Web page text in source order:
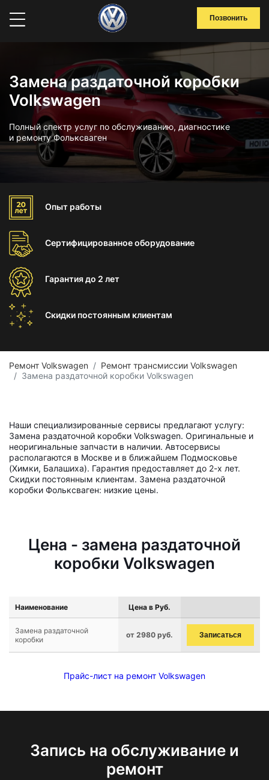
Позвонить
Замена раздаточной коробки
Volkswagen
Полный спектр услуг по обслуживанию, диагностике
и ремонту Фольксваген
Опыт работы
Сертифицированноеоборудование
Гарантиядо 2 лет
Скидки постоянным клиентам
Ремонт Volkswagen
Ремонт трансмиссии Volkswagen
Замена раздаточной коробки Volkswagen
Наши специализированные сервисы предлагают услугу:
Замена раздаточной коробки Volkswagen. Оригинальные и
неоригинальные запчасти в наличии. Автосервисы
располагаются в Москве и в ближайшем Подмосковье
(Химки, Балашиха). Гарантия предоставляет до 2-х лет.
Скидки постоянным клиентам. Замена раздаточной
коробки Фольксваген: низкие цены.
Цена - замена раздаточной
коробки Volkswagen
Наименование Цена в Руб.
Замена раздаточной
коробки
от 2980 руб. Записаться
Прайс-лист на ремонт Volkswagen
Запись на обслуживание и
ремонт